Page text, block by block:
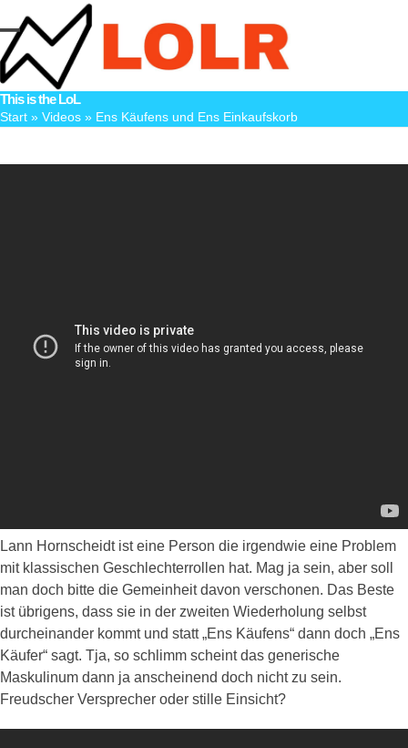
to
content
Open
mobile
menu
Close
mobile
menu
This is the LoL
Start » Videos » Ens Käufens und Ens Einkaufskorb
Lann Hornscheidt ist eine Person die irgendwie eine Problem
mit klassischen Geschlechterrollen hat. Mag ja sein, aber soll
man doch bitte die Gemeinheit davon verschonen. Das Beste
ist übrigens, dass sie in der zweiten Wiederholung selbst
durcheinander kommt und statt „Ens Käufens“ dann doch „Ens
Käufer“ sagt. Tja, so schlimm scheint das generische
Maskulinum dann ja anscheinend doch nicht zu sein.
Freudscher Versprecher oder stille Einsicht?